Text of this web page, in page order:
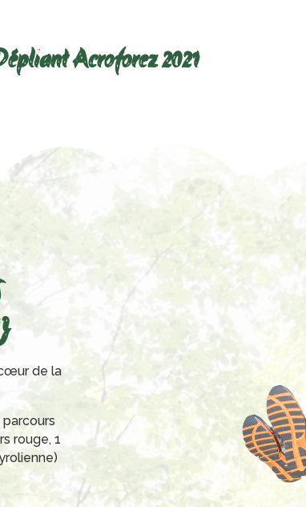
Acroforez 2021
de la
parcours
rouge, 1